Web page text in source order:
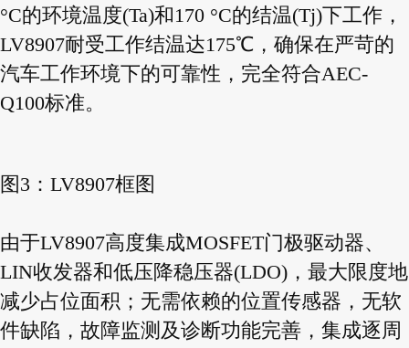
°C的环境温度(Ta)和170 °C的结温(Tj)下工作，
LV8907耐受工作结温达175℃，确保在严苛的
汽车工作环境下的可靠性，完全符合AEC-
Q100标准。
图3：LV8907框图
由于LV8907高度集成MOSFET门极驱动器、
LIN收发器和低压降稳压器(LDO)，最大限度地
减少占位面积；无需依赖的位置传感器，无软
件缺陷，故障监测及诊断功能完善，集成逐周